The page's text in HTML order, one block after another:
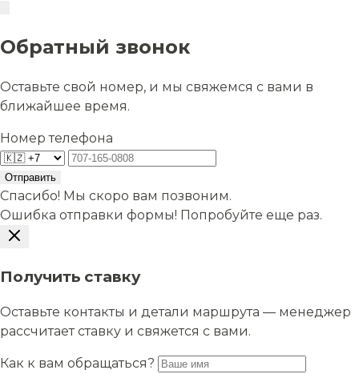
Обратный звонок
Оставьте свой номер, и мы свяжемся с вами в
ближайшее время.
Номер телефона
Отправить
Спасибо! Мы скоро вам позвоним.
Ошибка отправки формы! Попробуйте еще раз.
Получить ставку
Оставьте контакты и детали маршрута — менеджер
рассчитает ставку и свяжется с вами.
Как к вам обращаться?